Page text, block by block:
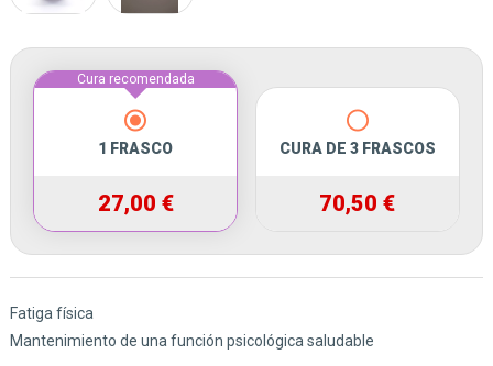
Cura recomendada
1 FRASCO
27,00 €
CURA DE 3 FRASCOS
70,50 €
Fatiga física
Mantenimiento de una función psicológica saludable